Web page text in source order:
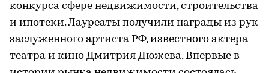
конкурса сфере недвижимости, строительства
и ипотеки. Лауреаты получили награды из рук
заслуженного артиста РФ, известного актера
театра и кино Дмитрия Дюжева. Впервые в